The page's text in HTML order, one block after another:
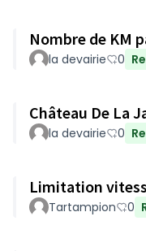
Nombre de KM
la devairie 0
Château De La
la devairie 0
Limitation
Tartampion 0